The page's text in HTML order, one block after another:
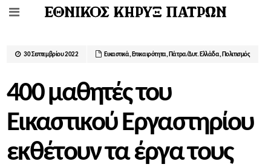
30 Σεπτεμβρίου 2022 Εικαστικά, Επικαιρότητα, Πάτρα/Δυτ. Ελλάδα, Πολιτισμός
400 μαθητές του
Εικαστικού Εργαστηρίου
εκθέτουν τα έργα τους